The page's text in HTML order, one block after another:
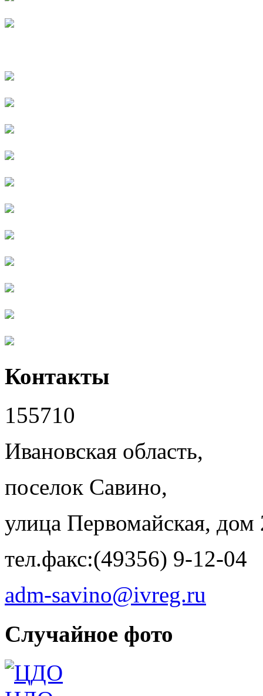
Контакты
155710
Ивановская область,
поселок Савино,
улица Первомайская, дом
тел.факс:(49356) 9-12-04
adm-savino@ivreg.ru
Случайное фото